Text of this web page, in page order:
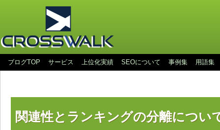
ブログTOP サービス 上位化実績 SEOについて 事例集 用語集
関連性とランキングの分離につい